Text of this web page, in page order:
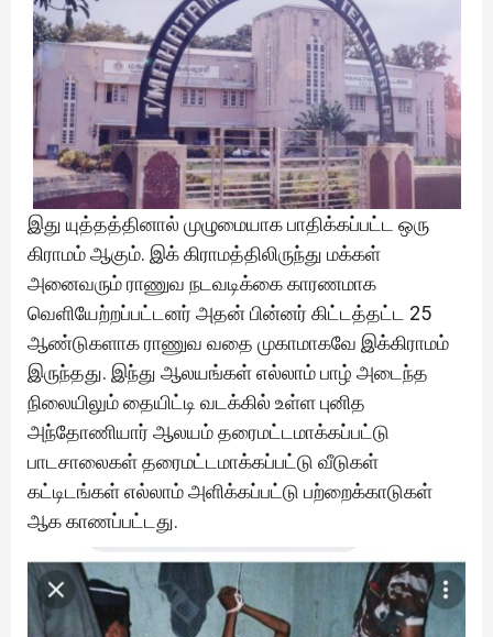
இது யுத்தத்தினால் முழுமையாக பாதிக்கப்பட்ட ஒரு
கிராமம் ஆகும். இக் கிராமத்திலிருந்து மக்கள்
அனைவரும் ராணுவ நடவடிக்கை காரணமாக
வெளியேற்றப்பட்டனர் அதன் பின்னர் கிட்டத்தட்ட 25
ஆண்டுகளாக ராணுவ வதை முகாமாகவே இக்கிராமம்
இருந்தது. இந்து ஆலயங்கள் எல்லாம் பாழ் அடைந்த
நிலையிலும் தையிட்டி வடக்கில் உள்ள புனித
அந்தோணியார் ஆலயம் தரைமட்டமாக்கப்பட்டு
பாடசாலைகள் தரைமட்டமாக்கப்பட்டு வீடுகள்
கட்டிடங்கள் எல்லாம் அளிக்கப்பட்டு பற்றைக்காடுகள்
ஆக காணப்பட்டது.